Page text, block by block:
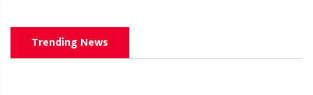
Trending News